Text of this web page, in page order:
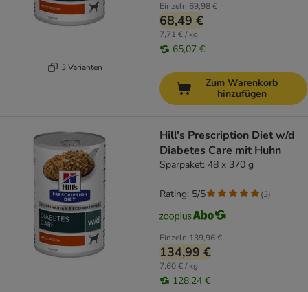
3 Varianten
Einzeln 69,98 €
68,49 €
7,71 € / kg
65,07 €
Zum Warenkorb
hinzufügen
Hill's Prescription Diet w/d
Diabetes Care mit Huhn
Sparpaket: 48 x 370 g
Einzeln 139,96 €
134,99 €
7,60 € / kg
128,24 €
Rating: 5/5 (3)